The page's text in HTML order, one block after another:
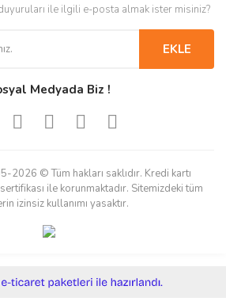
ile ilgili e-posta almak ister misiniz?
EKLE
Medyada Biz !
© Tüm hakları saklıdır. Kredi kartı
ile korunmaktadır. Sitemizdeki tüm
izinsiz kullanımı yasaktır.
ideasoft
e-